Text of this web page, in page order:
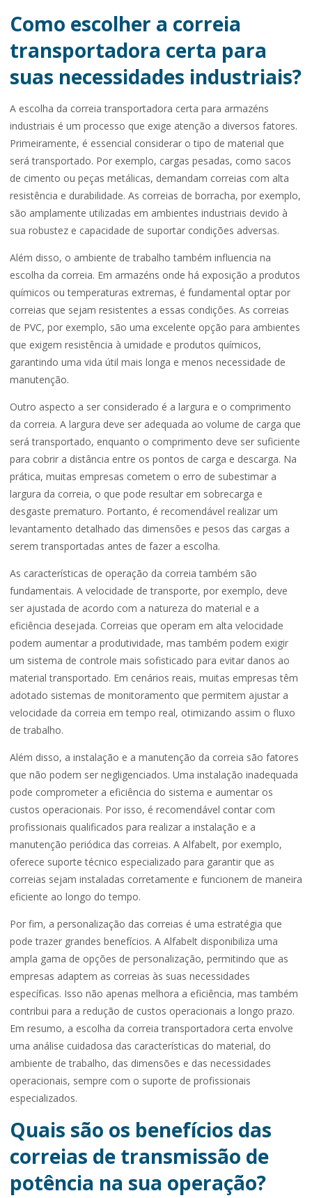
Como escolher a correia
transportadora certa para
suas necessidades industriais?
A escolha da correia transportadora certa para armazéns
industriais é um processo que exige atenção a diversos fatores.
Primeiramente, é essencial considerar o tipo de material que
será transportado. Por exemplo, cargas pesadas, como sacos
de cimento ou peças metálicas, demandam correias com alta
resistência e durabilidade. As correias de borracha, por exemplo,
são amplamente utilizadas em ambientes industriais devido à
sua robustez e capacidade de suportar condições adversas.
Além disso, o ambiente de trabalho também influencia na
escolha da correia. Em armazéns onde há exposição a produtos
químicos ou temperaturas extremas, é fundamental optar por
correias que sejam resistentes a essas condições. As correias
de PVC, por exemplo, são uma excelente opção para ambientes
que exigem resistência à umidade e produtos químicos,
garantindo uma vida útil mais longa e menos necessidade de
manutenção.
Outro aspecto a ser considerado é a largura e o comprimento
da correia. A largura deve ser adequada ao volume de carga que
será transportado, enquanto o comprimento deve ser suficiente
para cobrir a distância entre os pontos de carga e descarga. Na
prática, muitas empresas cometem o erro de subestimar a
largura da correia, o que pode resultar em sobrecarga e
desgaste prematuro. Portanto, é recomendável realizar um
levantamento detalhado das dimensões e pesos das cargas a
serem transportadas antes de fazer a escolha.
As características de operação da correia também são
fundamentais. A velocidade de transporte, por exemplo, deve
ser ajustada de acordo com a natureza do material e a
eficiência desejada. Correias que operam em alta velocidade
podem aumentar a produtividade, mas também podem exigir
um sistema de controle mais sofisticado para evitar danos ao
material transportado. Em cenários reais, muitas empresas têm
adotado sistemas de monitoramento que permitem ajustar a
velocidade da correia em tempo real, otimizando assim o fluxo
de trabalho.
Além disso, a instalação e a manutenção da correia são fatores
que não podem ser negligenciados. Uma instalação inadequada
pode comprometer a eficiência do sistema e aumentar os
custos operacionais. Por isso, é recomendável contar com
profissionais qualificados para realizar a instalação e a
manutenção periódica das correias. A Alfabelt, por exemplo,
oferece suporte técnico especializado para garantir que as
correias sejam instaladas corretamente e funcionem de maneira
eficiente ao longo do tempo.
Por fim, a personalização das correias é uma estratégia que
pode trazer grandes benefícios. A Alfabelt disponibiliza uma
ampla gama de opções de personalização, permitindo que as
empresas adaptem as correias às suas necessidades
específicas. Isso não apenas melhora a eficiência, mas também
contribui para a redução de custos operacionais a longo prazo.
Em resumo, a escolha da correia transportadora certa envolve
uma análise cuidadosa das características do material, do
ambiente de trabalho, das dimensões e das necessidades
operacionais, sempre com o suporte de profissionais
especializados.
Quais são os benefícios das
correias de transmissão de
potência na sua operação?